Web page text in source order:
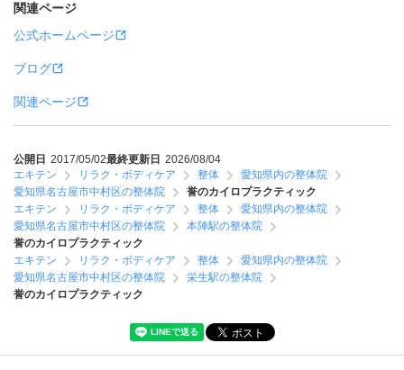
関連ページ
公式ホームページ
ブログ
関連ページ
公開日 2017/05/02最終更新日 2026/08/04
エキテン
リラク・ボディケア 整体
愛知県内の整体院
愛知県名古屋市中村区の整体院
誉のカイロプラクティック
エキテン
リラク・ボディケア 整体
愛知県内の整体院
愛知県名古屋市中村区の整体院
本陣駅の整体院
誉のカイロプラクティック
エキテン
リラク・ボディケア 整体
愛知県内の整体院
愛知県名古屋市中村区の整体院
栄生駅の整体院
誉のカイロプラクティック